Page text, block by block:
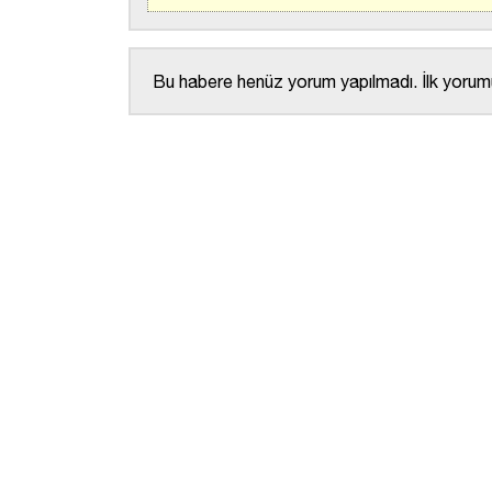
Bu habere henüz yorum yapılmadı. İlk